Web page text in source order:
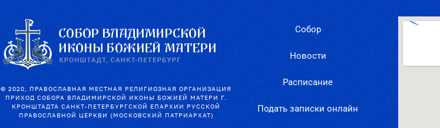
© 2020, ПРАВОСЛАВНАЯ МЕСТНАЯ РЕЛИГИОЗНАЯ ОРГАНИЗАЦИЯ
ПРИХОД СОБОРА ВЛАДИМИРСКОЙ ИКОНЫ БОЖИЕЙ МАТЕРИ Г.
КРОНШТАДТА САНКТ-ПЕТЕРБУРГСКОЙ ЕПАРХИИ РУССКОЙ
ПРАВОСЛАВНОЙ ЦЕРКВИ (МОСКОВСКИЙ ПАТРИАРХАТ)
Собор
Новости
Расписание
Подать записки онлайн